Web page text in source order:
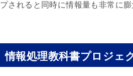
プされると同時に情報量も非常に膨
情報処理教科書プロジェ